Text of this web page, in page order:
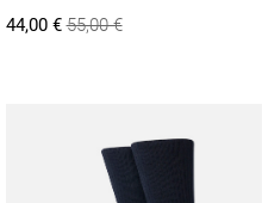
44,00 € 55,00 €